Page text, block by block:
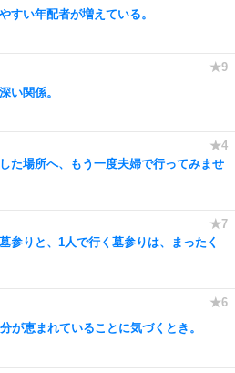
すい年配者が増えている。
い関係。
た場所へ、もう一度夫婦で行ってみませ
参りと、1人で行く墓参りは、まったく
が恵まれていることに気づくとき。